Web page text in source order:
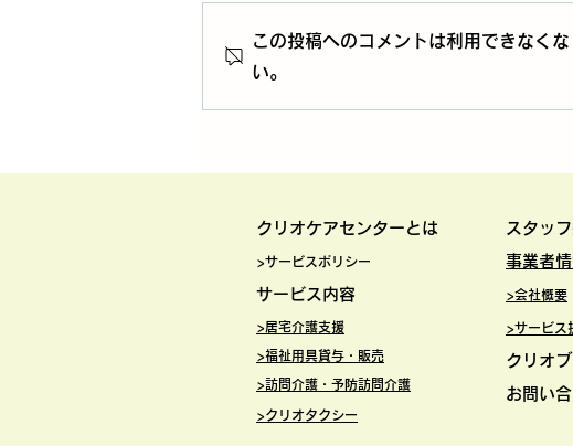
ヘルパーが思うこと⑥：ヘル
を与えるケア
この投稿へのコメントは利用できなく
い。
クリオケアセ ンターとは
>サービスポリシー
サービス内容
>居宅介護支援
>福祉用具貸与・販売
>訪問介護・予防訪問介護
>クリオタクシー
スタッ
事業者
>会社概要
>サービス
クリオ
お問い